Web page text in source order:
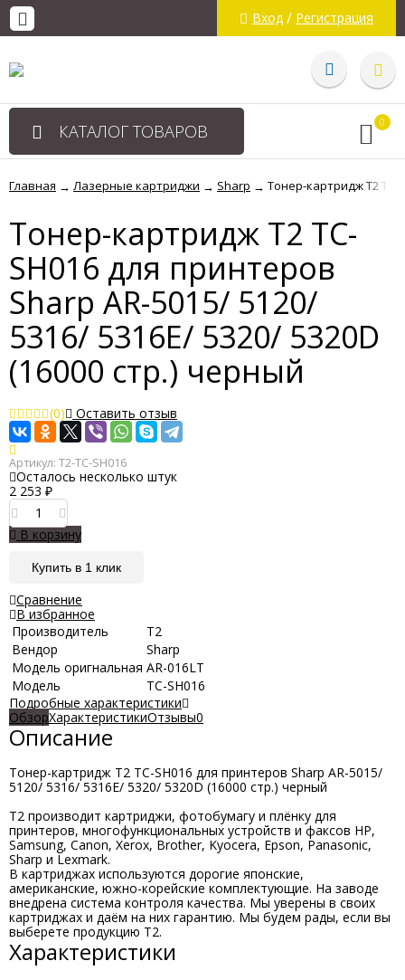
Вход / Регистрация
КАТАЛОГ ТОВАРОВ 0
Главная → Лазерные картриджи → Sharp → Тонер-картридж T2 TC-
Тонер-картридж T2 TC-
SH016 для принтеров
Sharp AR-5015/ 5120/
5316/ 5316E/ 5320/ 5320D
(16000 стр.) черный
(0) Оставить отзыв
Артикул: T2-TC-SH016
Осталось несколько штук
2 253 ₽
В корзину
Купить в 1 клик
Сравнение
В избранное
Производитель
Т2
Вендор
Sharp
Модель оригнальная AR-016LT
Модель
TC-SH016
Подробные характеристики
ОбзорХарактеристикиОтзывы0
Описание
Тонер-картридж T2 TC-SH016 для принтеров Sharp AR-5015/
5120/ 5316/ 5316E/ 5320/ 5320D (16000 стр.) черный
T2 производит картриджи, фотобумагу и плёнку для
принтеров, многофункциональных устройств и факсов HP,
Samsung, Canon, Xerox, Brother, Kyocera, Epson, Panasonic,
Sharp и Lexmark.
В картриджах используются дорогие японские,
американские, южно-корейские комплектующие. На заводе
внедрена система контроля качества. Мы уверены в своих
картриджах и даём на них гарантию. Мы будем рады, если вы
выберете продукцию Т2.
Характеристики